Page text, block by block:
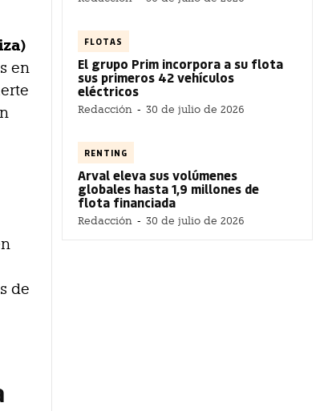
en
de
FLOTAS
El grupo Prim incorpora a su flota
sus primeros 42 vehículos
eléctricos
Redacción - 30 de julio de 2026
RENTING
Arval eleva sus volúmenes
globales hasta 1,9 millones de
flota financiada
Redacción - 30 de julio de 2026